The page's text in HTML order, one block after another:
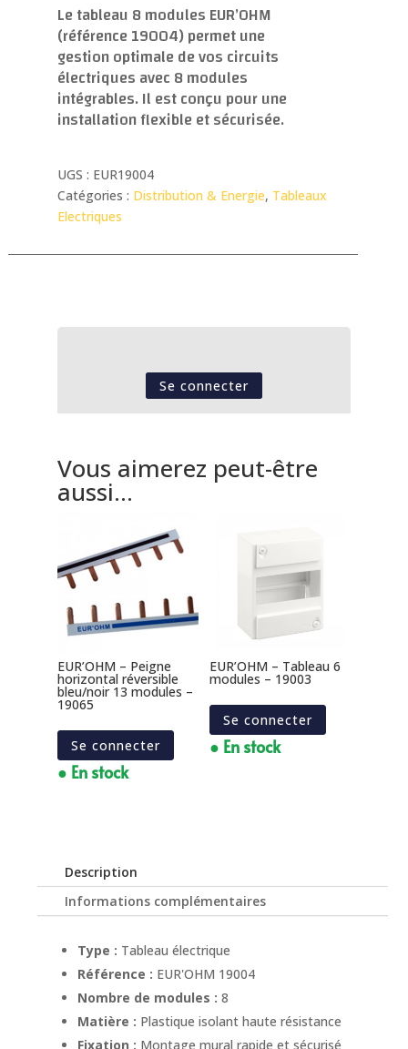
Le tableau 8 modules EUR’OHM
(référence 19004) permet une
gestion optimale de vos circuits
électriques avec 8 modules
intégrables. Il est conçu pour une
installation flexible et sécurisée.
UGS : EUR19004
Catégories : Distribution & Energie, Tableaux
Electriques
Se connecter
Vous aimerez peut-être
aussi…
EUR’OHM – Peigne
horizontal réversible
bleu/noir 13 modules –
19065
Se connecter
● En stock
EUR’OHM – Tableau 6
modules – 19003
Se connecter
● En stock
Description
Informations complémentaires
Type : Tableau électrique
Référence : EUR'OHM 19004
Nombre de modules : 8
Matière : Plastique isolant haute résistance
Fixation : Montage mural rapide et sécurisé